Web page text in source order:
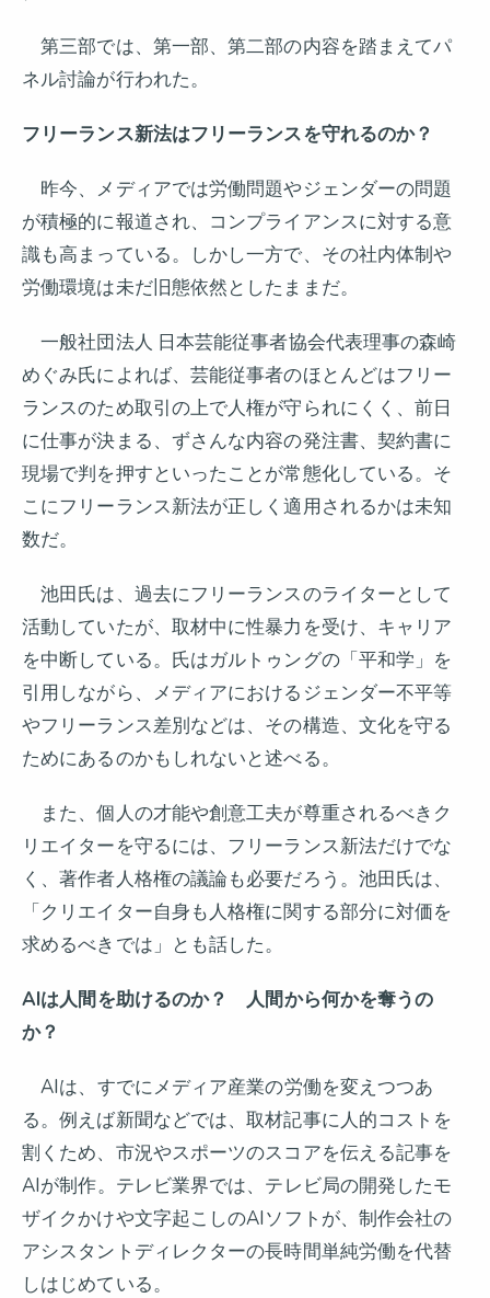
第三部では、第一部、第二部の内容を踏まえてパ
ネル討論が行われた。
フリーランス新法はフリーランスを守れるのか？
昨今、メディアでは労働問題やジェンダーの問題
が積極的に報道され、コンプライアンスに対する意
識も高まっている。しかし一方で、その社内体制や
労働環境は未だ旧態依然としたままだ。
一般社団法人 日本芸能従事者協会代表理事の森崎
めぐみ氏によれば、芸能従事者のほとんどはフリー
ランスのため取引の上で人権が守られにくく、前日
に仕事が決まる、ずさんな内容の発注書、契約書に
現場で判を押すといったことが常態化している。そ
こにフリーランス新法が正しく適用されるかは未知
数だ。
池田氏は、過去にフリーランスのライターとして
活動していたが、取材中に性暴力を受け、キャリア
を中断している。氏はガルトゥングの「平和学」を
引用しながら、メディアにおけるジェンダー不平等
やフリーランス差別などは、その構造、文化を守る
ためにあるのかもしれないと述べる。
また、個人の才能や創意工夫が尊重されるべきク
リエイターを守るには、フリーランス新法だけでな
く、著作者人格権の議論も必要だろう。池田氏は、
「クリエイター自身も人格権に関する部分に対価を
求めるべきでは」とも話した。
AIは人間を助けるのか？ 人間から何かを奪うの
か？
AIは、すでにメディア産業の労働を変えつつあ
る。例えば新聞などでは、取材記事に人的コストを
割くため、市況やスポーツのスコアを伝える記事を
AIが制作。テレビ業界では、テレビ局の開発したモ
ザイクかけや文字起こしのAIソフトが、制作会社の
アシスタントディレクターの長時間単純労働を代替
しはじめている。